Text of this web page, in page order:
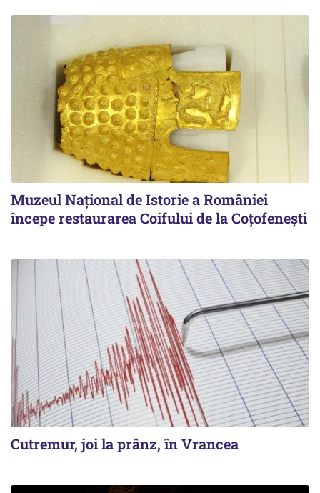
Muzeul Național de Istorie a României
începe restaurarea Coifului de la Coțofenești
Cutremur, joi la prânz, în Vrancea